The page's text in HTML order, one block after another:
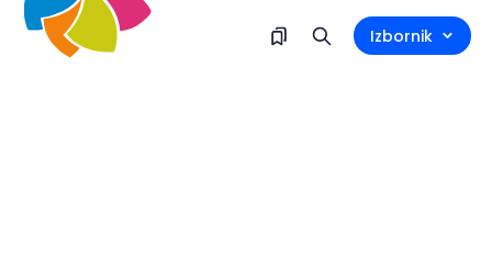
Izbornik